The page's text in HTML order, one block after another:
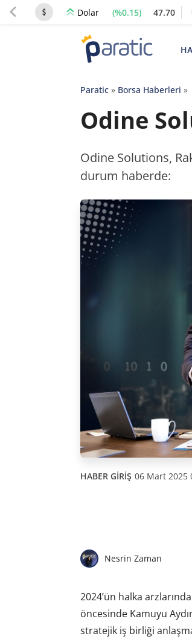
Dolar (%0.15) 47.70
Paratic» Borsa Haberleri »
Odine
Odine Solutions,
durum haberde:
HABER GİRİŞ 06 Mart 2025
Nesrin Zaman
2024’ün halka
öncesinde Kamuyu
stratejik iş birliği